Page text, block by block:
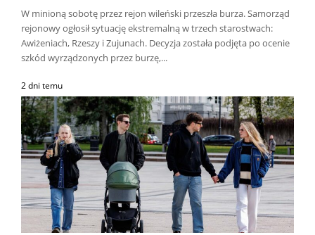
W minioną sobotę przez rejon wileński przeszła burza. Samorząd
rejonowy ogłosił sytuację ekstremalną w trzech starostwach:
Awiżeniach, Rzeszy i Zujunach. Decyzja została podjęta po ocenie
szkód wyrządzonych przez burzę,...
2 dni temu